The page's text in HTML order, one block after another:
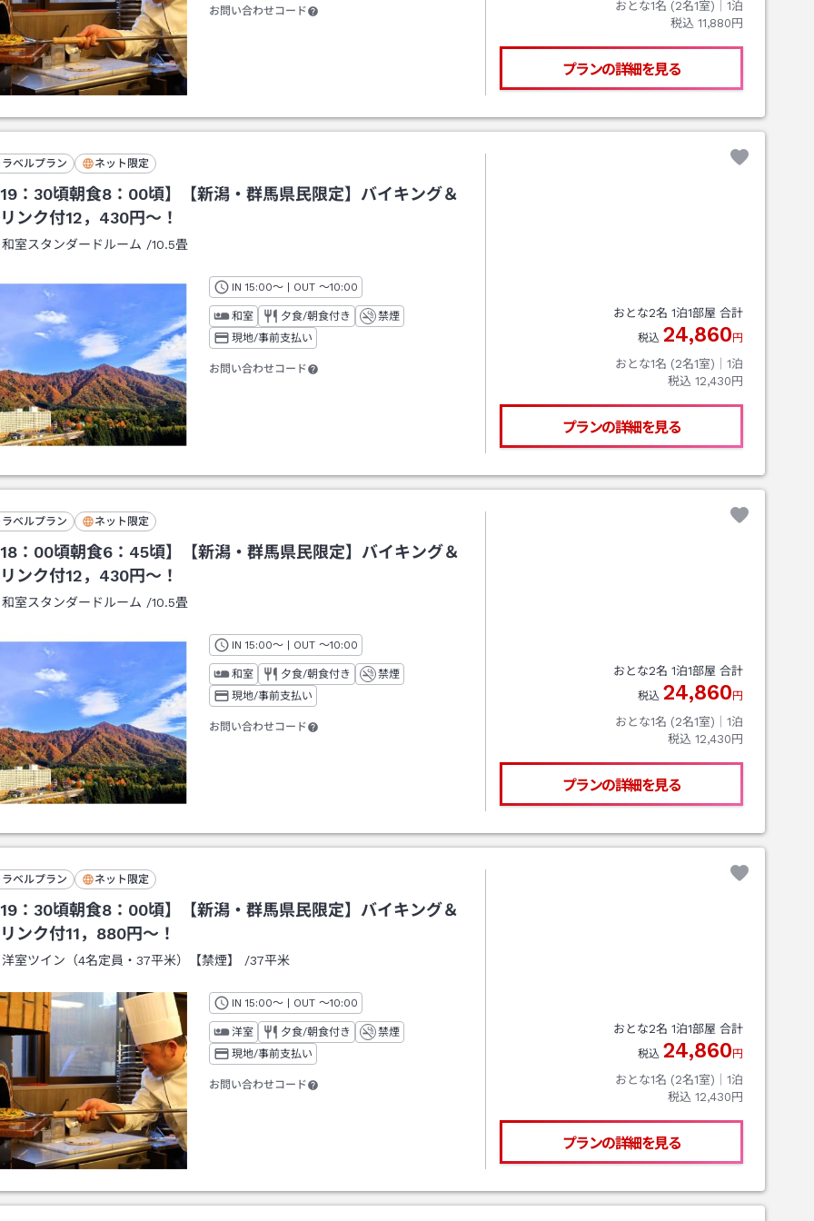
お問い合わせコード おとな1名 (2名1室)｜ 1泊
税込 11,880円
プランの詳細を見る
ベルプラン ネット限定
：30頃朝食8：00頃】【新潟・群馬県民限定】バイキング＆
ンク付12，430円～！
和室スタンダードルーム /10.5畳
IN チェックイン
15:00～ | OUT チェックアウト
～10:00
和室 夕食/朝食付き
禁煙
現地/事前支払い
お問い合わせコード
おとな2名 1泊1部屋 合計
税込 24,860円
おとな1名 (2名1室)｜ 1泊
税込 12,430円
プランの詳細を見る
ベルプラン ネット限定
：00頃朝食6：45頃】【新潟・群馬県民限定】バイキング＆
ンク付12，430円～！
和室スタンダードルーム /10.5畳
IN チェックイン
15:00～ | OUT チェックアウト
～10:00
和室 夕食/朝食付き
禁煙
現地/事前支払い
お問い合わせコード
おとな2名 1泊1部屋 合計
税込 24,860円
おとな1名 (2名1室)｜ 1泊
税込 12,430円
プランの詳細を見る
ベルプラン ネット限定
：30頃朝食8：00頃】【新潟・群馬県民限定】バイキング＆
ンク付11，880円～！
洋室ツイン（4名定員・37平米）【禁煙】 /37平米
IN チェックイン
15:00～ | OUT チェックアウト
～10:00
洋室 夕食/朝食付き
禁煙
現地/事前支払い
お問い合わせコード
おとな2名 1泊1部屋 合計
税込 24,860円
おとな1名 (2名1室)｜ 1泊
税込 12,430円
プランの詳細を見る